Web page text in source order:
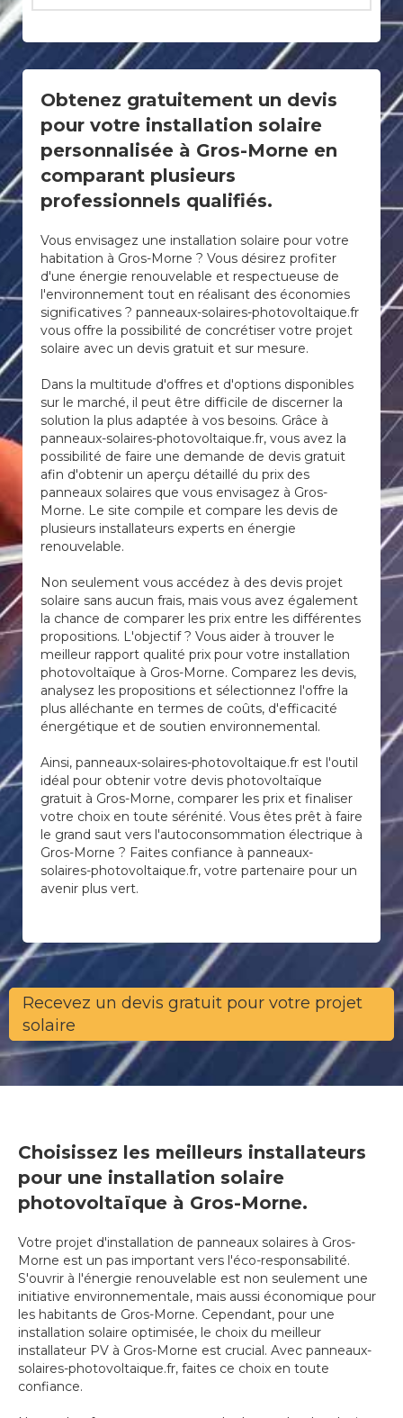
Obtenez gratuitement un devis
pour votre installation solaire
personnalisée à Gros-Morne en
comparant plusieurs
professionnels qualifiés.
Vous envisagez une installation solaire pour votre
habitation à Gros-Morne ? Vous désirez profiter
d'une énergie renouvelable et respectueuse de
l'environnement tout en réalisant des économies
significatives ? panneaux-solaires-photovoltaique.fr
vous offre la possibilité de concrétiser votre projet
solaire avec un devis gratuit et sur mesure.
Dans la multitude d'offres et d'options disponibles
sur le marché, il peut être difficile de discerner la
solution la plus adaptée à vos besoins. Grâce à
panneaux-solaires-photovoltaique.fr, vous avez la
possibilité de faire une demande de devis gratuit
afin d'obtenir un aperçu détaillé du prix des
panneaux solaires que vous envisagez à Gros-
Morne. Le site compile et compare les devis de
plusieurs installateurs experts en énergie
renouvelable.
Non seulement vous accédez à des devis projet
solaire sans aucun frais, mais vous avez également
la chance de comparer les prix entre les différentes
propositions. L'objectif ? Vous aider à trouver le
meilleur rapport qualité prix pour votre installation
photovoltaïque à Gros-Morne. Comparez les devis,
analysez les propositions et sélectionnez l'offre la
plus alléchante en termes de coûts, d'efficacité
énergétique et de soutien environnemental.
Ainsi, panneaux-solaires-photovoltaique.fr est l'outil
idéal pour obtenir votre devis photovoltaïque
gratuit à Gros-Morne, comparer les prix et finaliser
votre choix en toute sérénité. Vous êtes prêt à faire
le grand saut vers l'autoconsommation électrique à
Gros-Morne ? Faites confiance à panneaux-
solaires-photovoltaique.fr, votre partenaire pour un
avenir plus vert.
Recevez un devis gratuit pour votre projet
solaire
Choisissez les meilleurs installateurs
pour une installation solaire
photovoltaïque à Gros-Morne.
Votre projet d'installation de panneaux solaires à Gros-
Morne est un pas important vers l'éco-responsabilité.
S'ouvrir à l'énergie renouvelable est non seulement une
initiative environnementale, mais aussi économique pour
les habitants de Gros-Morne. Cependant, pour une
installation solaire optimisée, le choix du meilleur
installateur PV à Gros-Morne est crucial. Avec panneaux-
solaires-photovoltaique.fr, faites ce choix en toute
confiance.